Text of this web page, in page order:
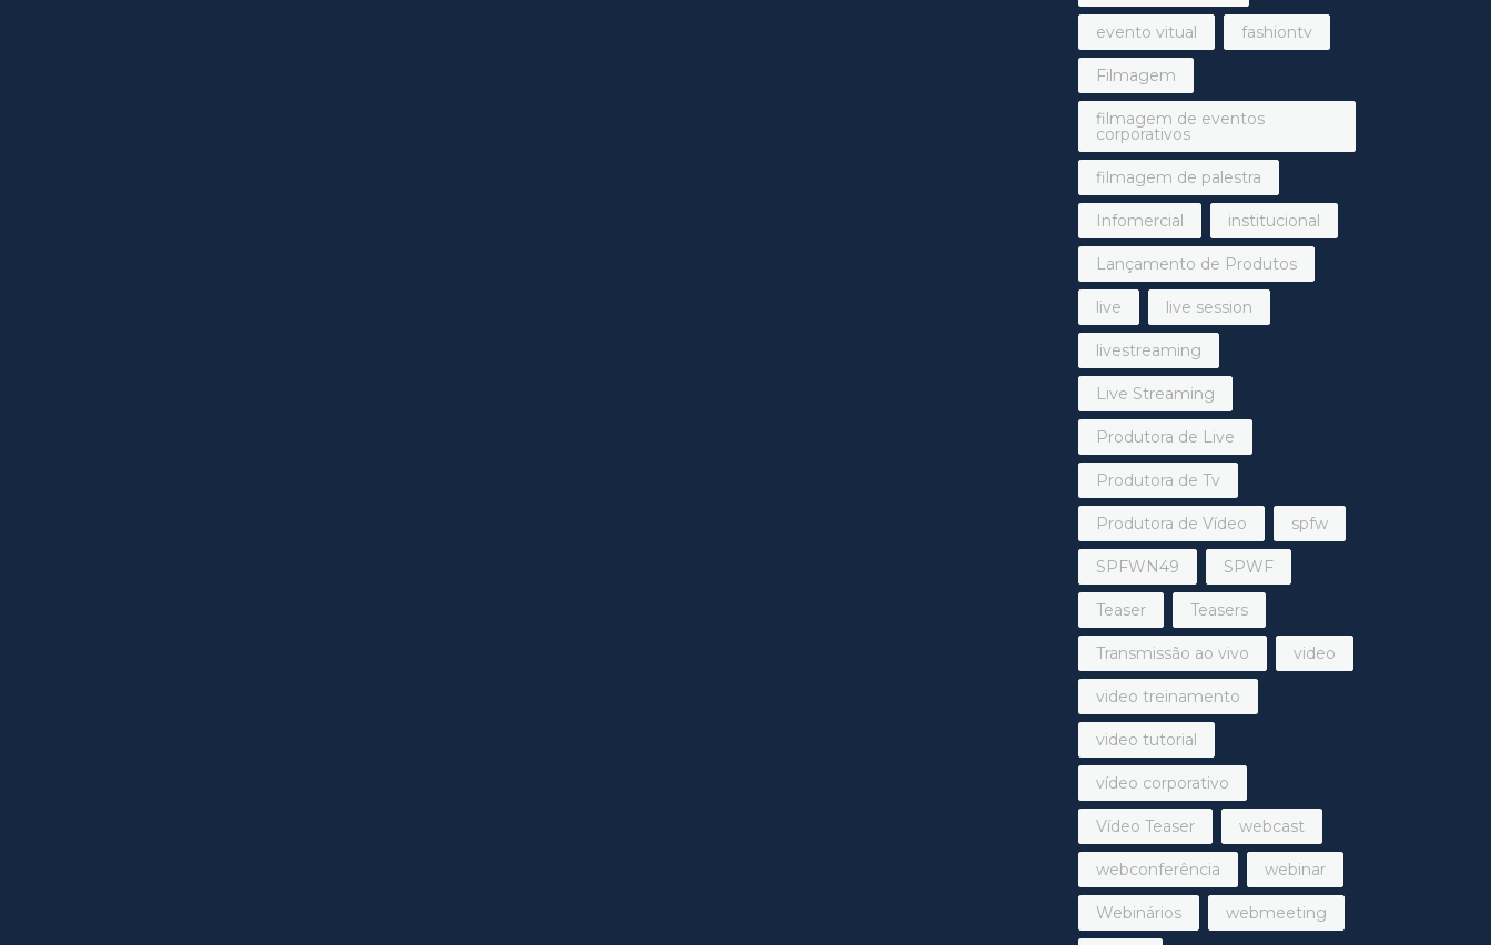
evento vitual fashiontv
Filmagem
filmagem de eventos
corporativos
filmagem de palestra
Infomercial institucional
Lançamento de Produtos
live live session
livestreaming
Live Streaming
Produtora de Live
Produtora de Tv
Produtora de Vídeo spfw
SPFWN49 SPWF
Teaser Teasers
Transmissão ao vivo video
video treinamento
video tutorial
vídeo corporativo
Vídeo Teaser webcast
webconferência webinar
Webinários webmeeting